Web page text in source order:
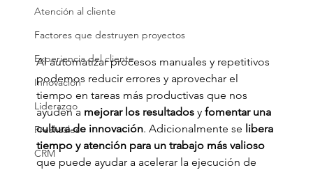
Atención al cliente
Factores que destruyen proyectos
Experiencia del cliente
Innovación
Liderazgo
Freshsales
CRM
Al automatizar procesos manuales y repetitivos
podemos reducir errores y aprovechar el
tiempo en tareas más productivas que nos
ayuden a mejorar los resultados y fomentar una
cultura de innovación. Adicionalmente se libera
tiempo y atención para un trabajo más valioso
que puede ayudar a acelerar la ejecución de